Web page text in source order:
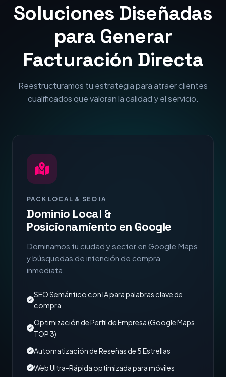
Soluciones Diseñadas
para Generar
Facturación Directa
Reestructuramos tu estrategia para atraer clientes
cualificados que valoran la calidad y el servicio.
PACK LOCAL & SEO IA
Dominio Local &
Posicionamiento en Google
Dominamos tu ciudad y sector en Google Maps
y búsquedas de intención de compra
inmediata.
SEO Semántico con IA para palabras clave de
compra
Optimización de Perfil de Empresa (Google Maps
TOP 3)
Automatización de Reseñas de 5 Estrellas
Web Ultra-Rápida optimizada para móviles